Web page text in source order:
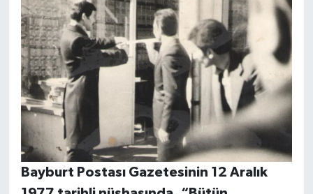
Bayburt Postası Gazetesinin 12 Aralık